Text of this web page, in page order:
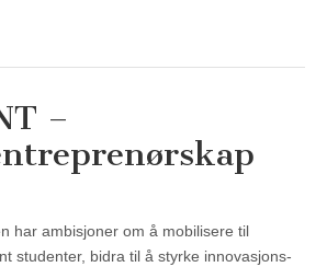
–
har ambisjoner om å mobilisere til
studenter, bidra til å styrke innovasjons-